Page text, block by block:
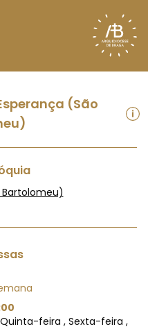
(São
feira , Sexta-feira ,